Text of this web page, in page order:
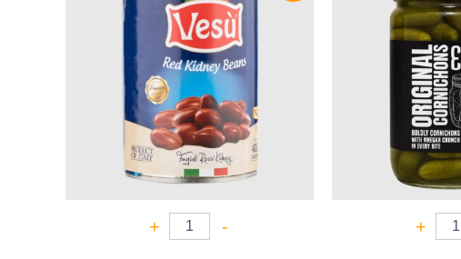
+
215 EGP.
185 EGP.
-
+
119 EGP.
94 EGP.